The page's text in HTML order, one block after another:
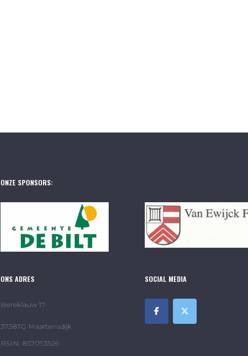
ONZE SPONSORS:
ONS ADRES
Bereklauw 17
3738TG Maartensdijk
RSIN: 857093526
SOCIAL MEDIA